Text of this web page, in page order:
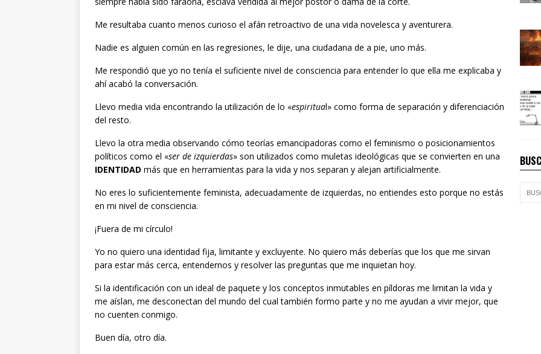
Me resultaba cuanto menos curioso el afán retroactivo de una vida novelesca y aventurera.
Nadie es alguien común en las regresiones, le dije, una ciudadana de a pie, uno más.
Me respondió que yo no tenía el suficiente nivel de consciencia para entender lo que ella me explicaba y
ahí acabó la conversación.
Llevo media vida encontrando la utilización de lo «espiritual» como forma de separación y diferenciación
del resto.
Llevo la otra media observando cómo teorías emancipadoras como el feminismo o posicionamientos
políticos como el «ser de izquierdas» son utilizados como muletas ideológicas que se convierten en una
IDENTIDAD más que en herramientas para la vida y nos separan y alejan artificialmente.
No eres lo suficientemente feminista, adecuadamente de izquierdas, no entiendes esto porque no estás
en mi nivel de consciencia.
¡Fuera de mi círculo!
Yo no quiero una identidad fija, limitante y excluyente. No quiero más deberías que los que me sirvan
para estar más cerca, entendernos y resolver las preguntas que me inquietan hoy.
Si la identificación con un ideal de paquete y los conceptos inmutables en píldoras me limitan la vida y
me aíslan, me desconectan del mundo del cual también formo parte y no me ayudan a vivir mejor, que
no cuenten conmigo.
Buen día, otro día.